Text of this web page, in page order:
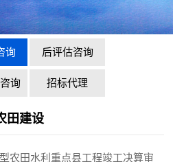
询 后评估咨询
询 招标代理
田建设
农田水利重点县工程竣工决算审